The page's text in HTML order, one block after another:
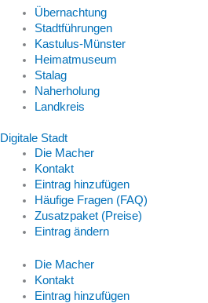
Übernachtung
Stadtführungen
Kastulus-Münster
Heimatmuseum
Stalag
Naherholung
Landkreis
Digitale Stadt
Die Macher
Kontakt
Eintrag hinzufügen
Häufige Fragen (FAQ)
Zusatzpaket (Preise)
Eintrag ändern
Die Macher
Kontakt
Eintrag hinzufügen